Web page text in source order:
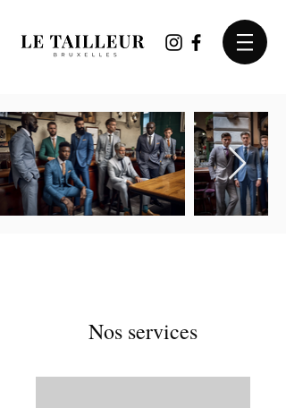
Nos services